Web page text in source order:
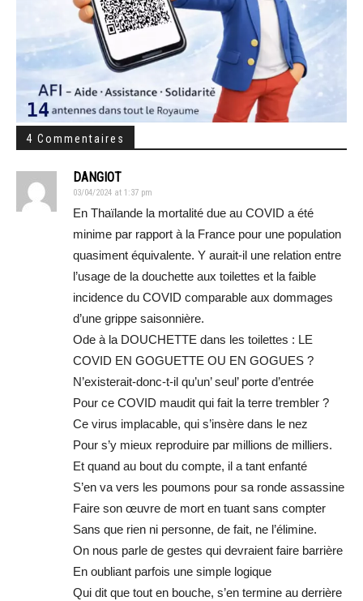
4 Commentaires
DANGIOT
03/04/2024 at 1:37 pm
En Thaïlande la mortalité due au COVID a été
minime par rapport à la France pour une population
quasiment équivalente. Y aurait-il une relation entre
l’usage de la douchette aux toilettes et la faible
incidence du COVID comparable aux dommages
d’une grippe saisonnière.
Ode à la DOUCHETTE dans les toilettes : LE
COVID EN GOGUETTE OU EN GOGUES ?
N’existerait-donc-t-il qu’un’ seul’ porte d’entrée
Pour ce COVID maudit qui fait la terre trembler ?
Ce virus implacable, qui s’insère dans le nez
Pour s’y mieux reproduire par millions de milliers.
Et quand au bout du compte, il a tant enfanté
S’en va vers les poumons pour sa ronde assassine
Faire son œuvre de mort en tuant sans compter
Sans que rien ni personne, de fait, ne l’élimine.
On nous parle de gestes qui devraient faire barrière
En oubliant parfois une simple logique
Qui dit que tout en bouche, s’en termine au derrière